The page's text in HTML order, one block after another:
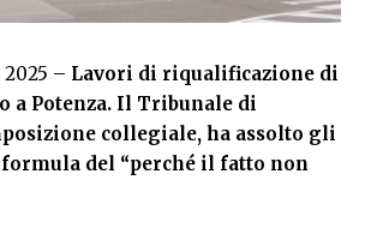
– Lavori di riqualificazione di
a Potenza. Il Tribunale di
collegiale, ha assolto gli
del “perché il fatto non